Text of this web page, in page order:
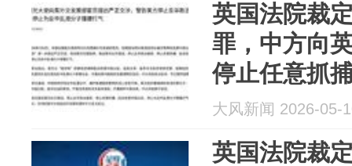
英国法院裁
罪，中方向
停止任意抓
民，任何损
将遭到坚决
大风新闻 2026-05-
英国法院裁